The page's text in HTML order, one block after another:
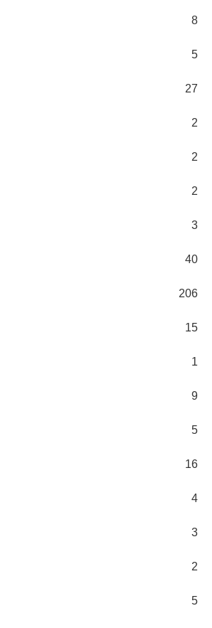
8
5
27
2
2
2
3
40
206
15
1
9
5
16
4
3
2
5